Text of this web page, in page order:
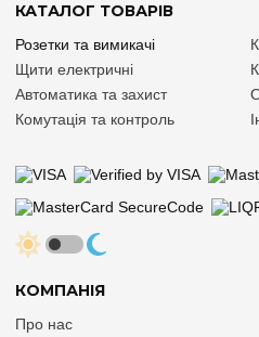
КОМПАНІЯ
Про нас
КАТАЛОГ ТОВАРІВ
Розетки та вимикачі
Щити електричні
Автоматика та захист
Комутація та контроль